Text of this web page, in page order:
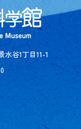
水谷1丁目11-1